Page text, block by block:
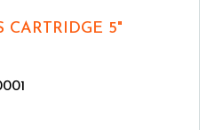
CARTRIDGE 5"